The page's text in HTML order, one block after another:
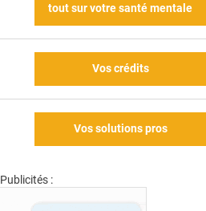
tout sur votre santé mentale
Vos crédits
Vos solutions pros
Publicités :